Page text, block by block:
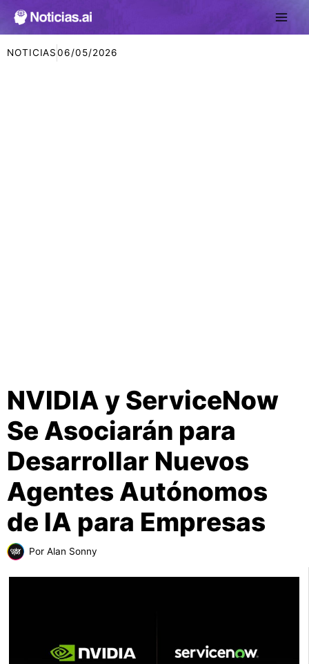
NOTICIAS 06/05/2026
NVIDIA y ServiceNow
Se Asociarán para
Desarrollar Nuevos
Agentes Autónomos
de IA para Empresas
Por Alan Sonny